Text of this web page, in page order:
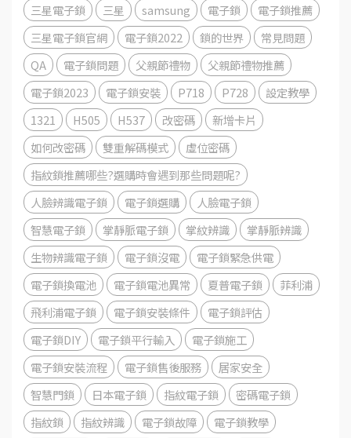
三星電子鎖 三星 samsung 電子鎖
電子鎖推薦
三星電子鎖官網
電子鎖2022 鎖的世界
常見問題
QA
電子鎖問題 父親節禮物
父親節禮物推薦
電子鎖2023
電子鎖安裝 P718 P728
設定教學
1321
H505 H537 改密碼
新增卡片
如何改密碼
雙重解碼模式
虛位密碼
指紋鎖推薦哪些?選購時會遇到那些問題呢?
人臉辨識電子鎖
電子鎖選購
人臉電子鎖
智慧電子鎖
掌靜脈電子鎖 掌紋辨識
掌靜脈辨識
生物辨識電子鎖
電子鎖沒電
電子鎖緊急供電
電子鎖換電池
電子鎖電池異常 夏普電子鎖
菲利浦
飛利浦電子鎖
電子鎖安裝條件
電子鎖評估
電子鎖DIY
電子鎖平行輸入
電子鎖施工
電子鎖安裝流程
電子鎖售後服務
居家安全
智慧門鎖
日本電子鎖 指紋電子鎖
密碼電子鎖
指紋鎖
指紋辨識 電子鎖故障
電子鎖教學